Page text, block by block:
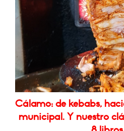
Cálamo: de kebabs,
municipal. Y nuestro